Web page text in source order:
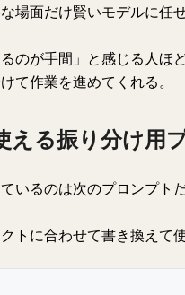
場面だけ賢いモデルに任
るのが手間」と感じる人
て作業を進めてくれる。
える振り分け用
いるのは次のプロンプトだ
トに合わせて書き換えて